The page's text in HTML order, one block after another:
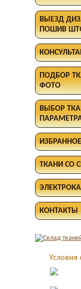
ВЫЕЗД
ПОШИВ
ПОДБОР
ФОТО
ВЫБОР
ИЗБРАННОЕ
ТКАНИ СО
КОНТАКТЫ
Условия